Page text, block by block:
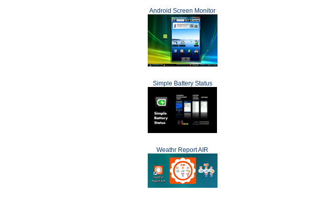
Android Screen Monitor
Simple Battery Status
Weathr Report AIR